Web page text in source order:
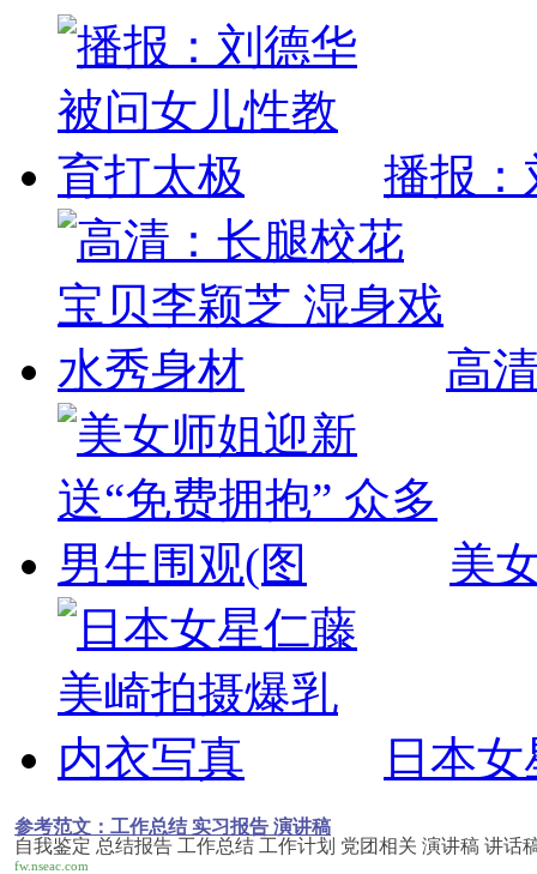
播报：
高
美
日本
参考范文：工作总结 实习报告 演讲稿
自我鉴定 总结报告 工作总结 工作计划 党团相关 演讲稿 讲话
fw.nseac.com